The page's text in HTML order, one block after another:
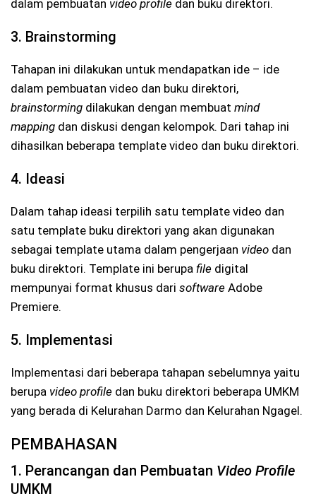
dalam pembuatan video profile dan buku direktori.
3. Brainstorming
Tahapan ini dilakukan untuk mendapatkan ide – ide
dalam pembuatan video dan buku direktori,
brainstorming dilakukan dengan membuat mind
mapping dan diskusi dengan kelompok. Dari tahap ini
dihasilkan beberapa template video dan buku direktori.
4. Ideasi
Dalam tahap ideasi terpilih satu template video dan
satu template buku direktori yang akan digunakan
sebagai template utama dalam pengerjaan video dan
buku direktori. Template ini berupa file digital
mempunyai format khusus dari software Adobe
Premiere.
5. Implementasi
Implementasi dari beberapa tahapan sebelumnya yaitu
berupa video profile dan buku direktori beberapa UMKM
yang berada di Kelurahan Darmo dan Kelurahan Ngagel.
PEMBAHASAN
1. Perancangan dan Pembuatan Video Profile
UMKM